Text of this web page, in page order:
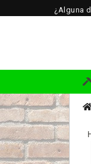
¿Alguna